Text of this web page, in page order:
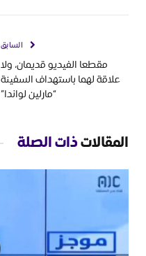
السابق
مقطعا الفيديو قديمان، ولا
علاقة لهما باستهداف السفينة
“مارلين لواندا”
المقالاتذات الصلة